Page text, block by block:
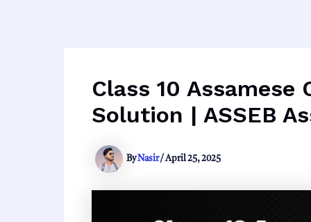
Class 10 Assamese
Solution | ASSEB
ByNasir/April 25, 2025